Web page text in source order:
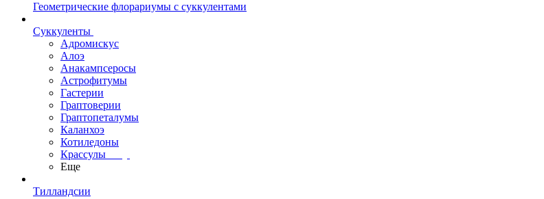
Геометрические флорариумы с суккулентами
Суккуленты
Адромискус
Алоэ
Анакампсеросы
Астрофитумы
Гастерии
Граптоверии
Граптопеталумы
Каланхоэ
Котиледоны
Крассулы
Еще
Тилландсии